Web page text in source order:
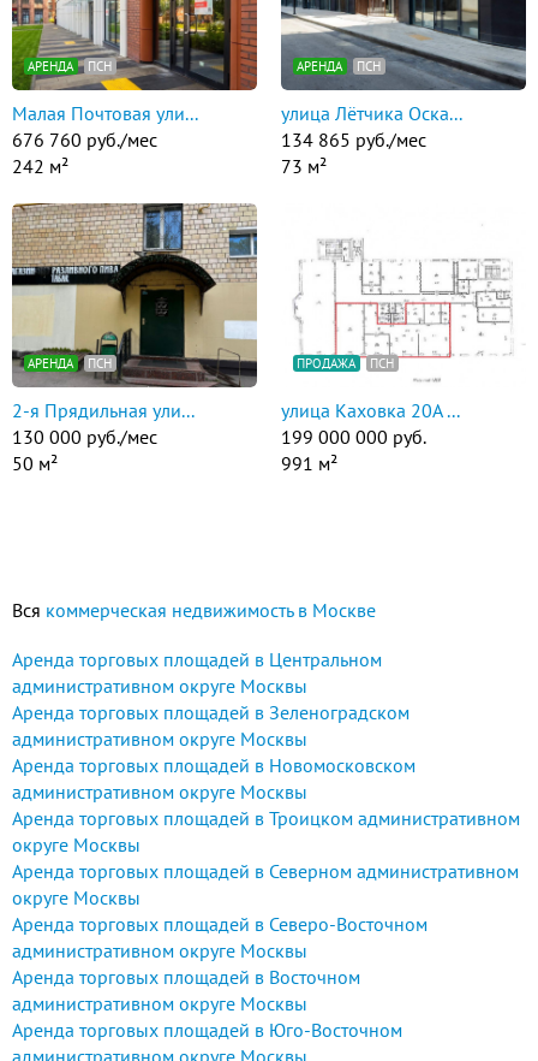
АРЕНДА ПСН
Малая Почтовая ули...
676 760 руб./мес
242 м²
АРЕНДА ПСН
улица Лётчика Оска...
134 865 руб./мес
73 м²
АРЕНДА ПСН
2-я Прядильная ули...
130 000 руб./мес
50 м²
ПРОДАЖА ПСН
улица Каховка 20А ...
199 000 000 руб.
991 м²
Вся коммерческая недвижимость в Москве
Аренда торговых площадей в Центральном
административном округе Москвы
Аренда торговых площадей в Зеленоградском
административном округе Москвы
Аренда торговых площадей в Новомосковском
административном округе Москвы
Аренда торговых площадей в Троицком административном
округе Москвы
Аренда торговых площадей в Северном административном
округе Москвы
Аренда торговых площадей в Северо-Восточном
административном округе Москвы
Аренда торговых площадей в Восточном
административном округе Москвы
Аренда торговых площадей в Юго-Восточном
административном округе Москвы